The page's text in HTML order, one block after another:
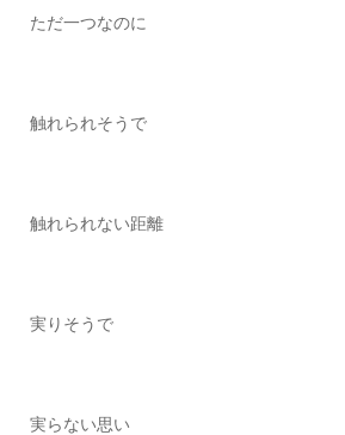
ただ一つなのに
触れられそうで
触れられない距離
実りそうで
実らない思い